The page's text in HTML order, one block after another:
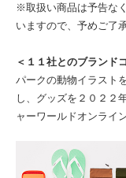
※取扱い商品は予告な
いますので、予めご了
＜１１社とのブランド
パークの動物イラスト
し、グッズを２０２２
ャーワールドオンライ